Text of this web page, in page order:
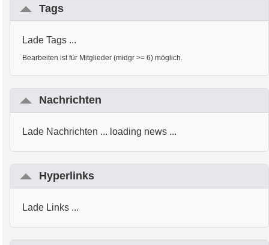
Tags
Lade Tags ...
Bearbeiten ist für Mitglieder (midgr >= 6) möglich.
Nachrichten
Lade Nachrichten ... loading news ...
Hyperlinks
Lade Links ...